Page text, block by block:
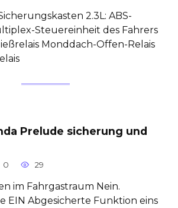
2.3L: ABS-
Steuereinheit des Fahrers
Monddach-Offen-Relais
Prelude sicherung und
0 29
im Fahrgastraum Nein.
EIN Abgesicherte Funktion eins